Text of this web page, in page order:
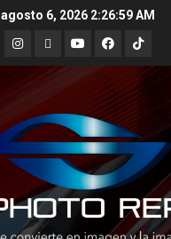
agosto 6, 2026 2:27:01 AM
Instagram
X YoutubeFacebook
TikTok